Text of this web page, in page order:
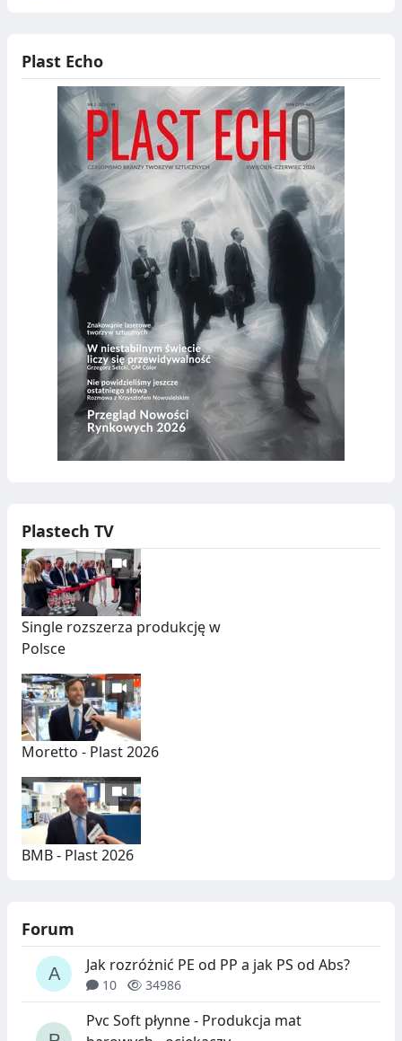
Plast Echo
Plastech TV
Single rozszerza produkcję w
Polsce
Moretto - Plast 2026
BMB - Plast 2026
Forum
Jak rozróżnić PE od PP a jak PS od Abs?
10 34986
Pvc Soft płynne - Produkcja mat